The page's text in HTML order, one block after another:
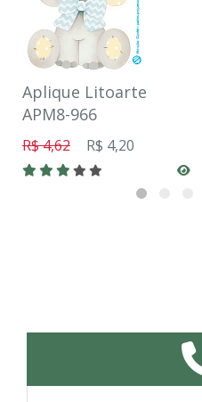
Aplique Litoarte
APM8-966
R$ 4,62 R$ 4,20